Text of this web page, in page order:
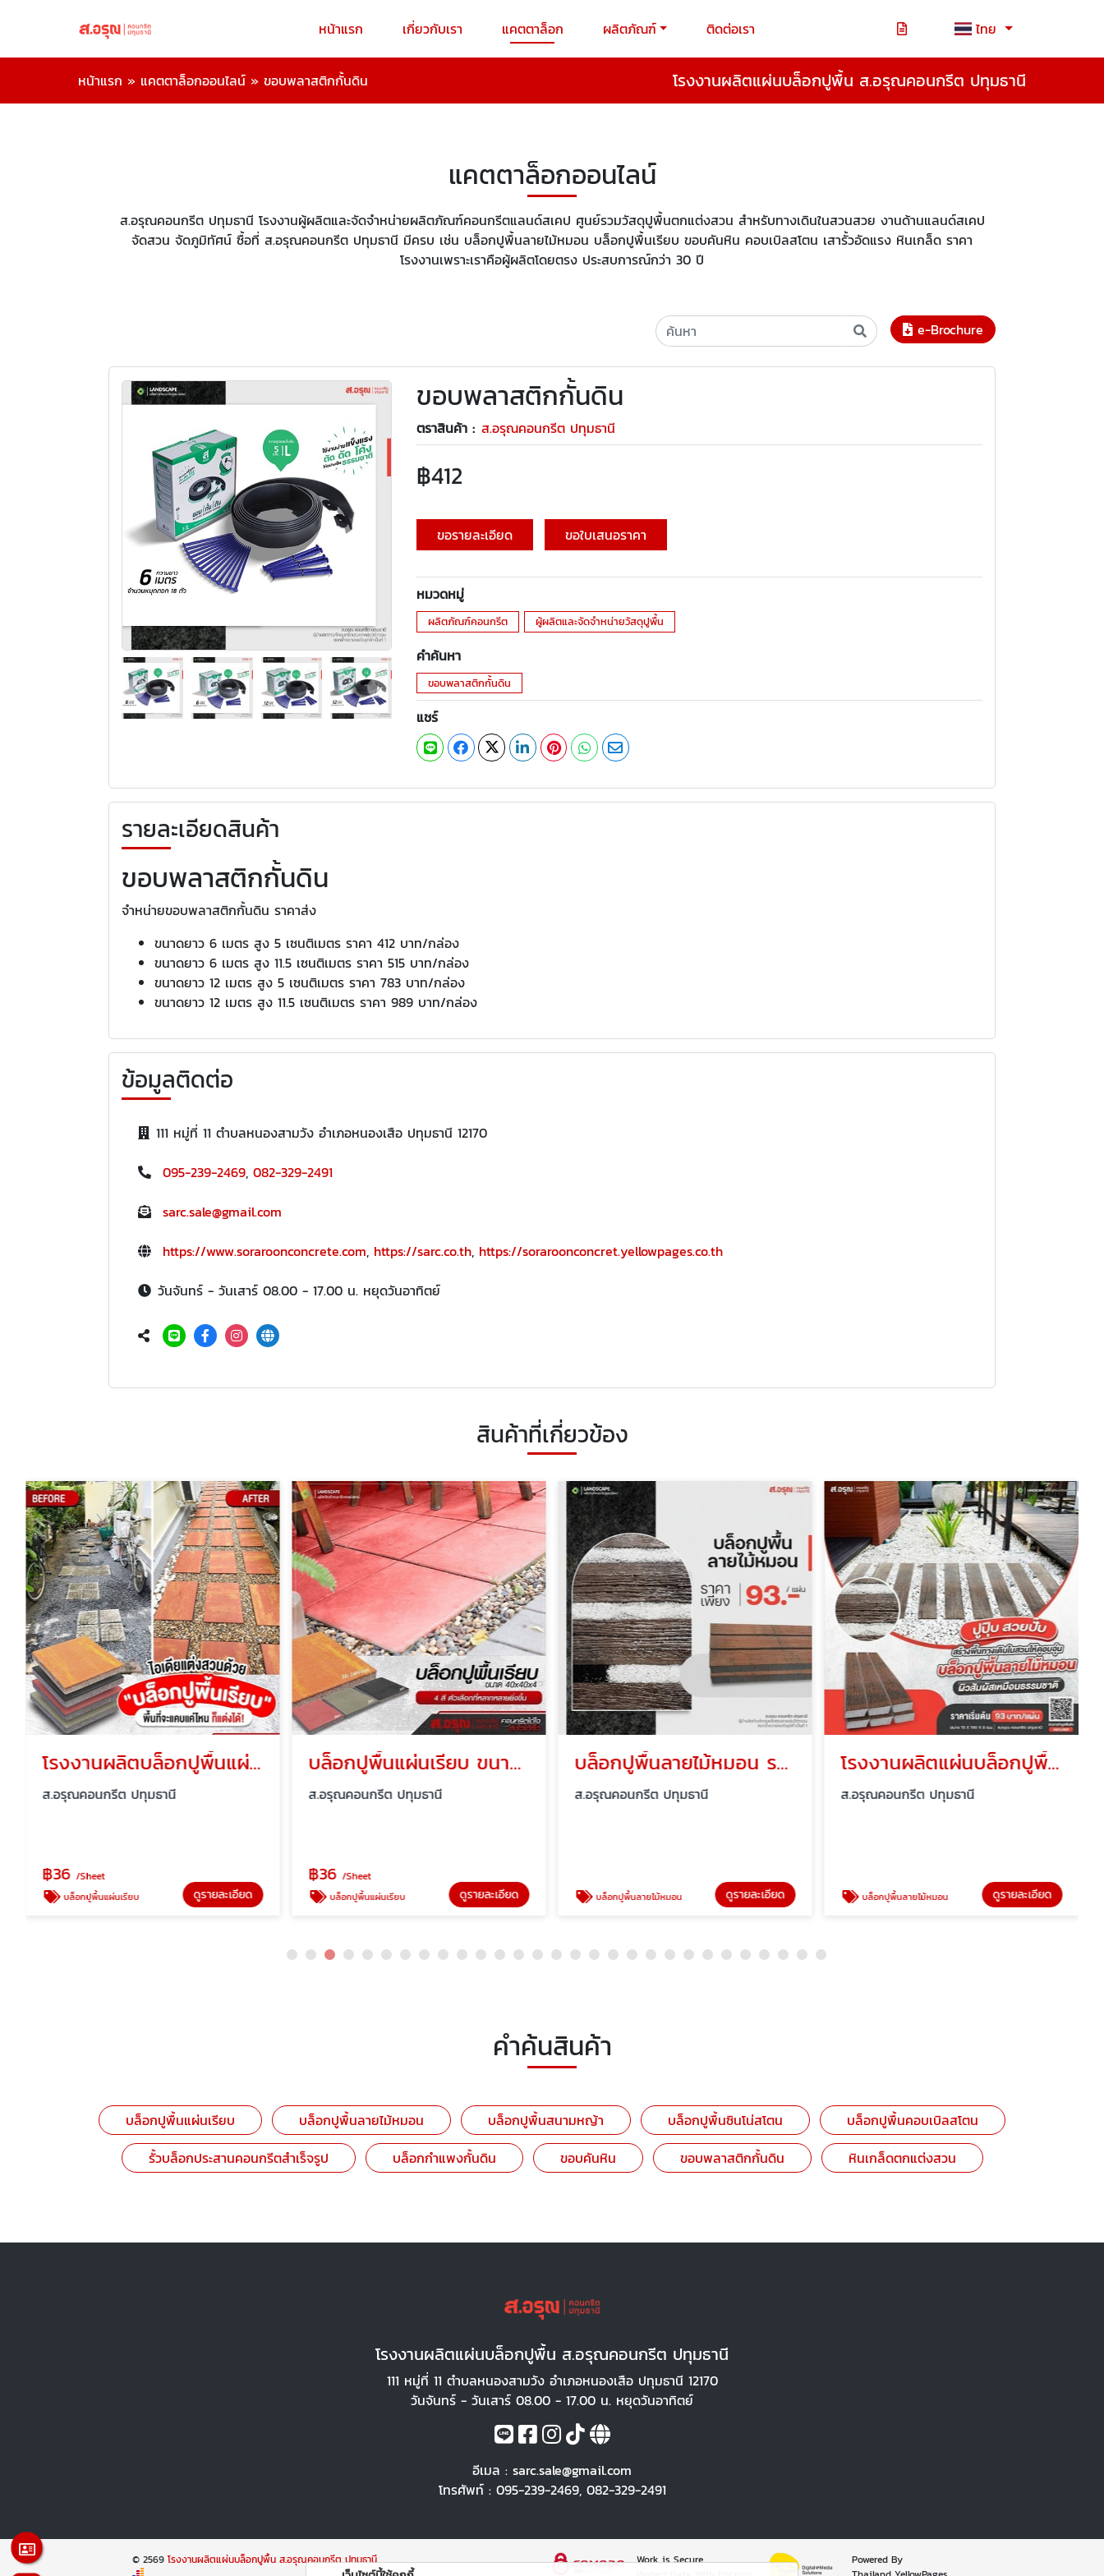
หน้าแรก เกี่ยวกับเรา แคตตาล็อก ผลิตภัณฑ์ ติดต่อเรา ไทย
หน้าแรก » แคตตาล็อกออนไลน์ » ขอบพลาสติกกั้นดิน โรงงานผลิตแผ่นบล็อกปูพื้น ส.อรุณคอนกรีต ปทุมธานี
แคตตาล็อกออนไลน์
ส.อรุณคอนกรีต ปทุมธานี โรงงานผู้ผลิตและจัดจำหน่ายผลิตภัณฑ์คอนกรีตแลนด์สเคป ศูนย์รวมวัสดุปูพื้นตกแต่งสวน สำหรับทางเดินในสวนสวย งานด้านแลนด์สเคป
จัดสวน จัดภูมิทัศน์ ซื้อที่ ส.อรุณคอนกรีต ปทุมธานี มีครบ เช่น บล็อกปูพื้นลายไม้หมอน บล็อกปูพื้นเรียบ ขอบคันหิน คอบเบิลสโตน เสารั้วอัดแรง หินเกล็ด ราคา
โรงงานเพราะเราคือผู้ผลิตโดยตรง ประสบการณ์กว่า 30 ปี
e-Brochure
ขอบพลาสติกกั้นดิน
ตราสินค้า : ส.อรุณคอนกรีต ปทุมธานี
฿412
ขอรายละเอียด ขอใบเสนอราคา
หมวดหมู่
ผลิตภัณฑ์คอนกรีต ผู้ผลิตและจัดจำหน่ายวัสดุปูพื้น
คำค้นหา
ขอบพลาสติกกั้นดิน
แชร์
รายละเอียดสินค้า
ขอบพลาสติกกั้นดิน
จำหน่ายขอบพลาสติกกั้นดิน ราคาส่ง
ขนาดยาว 6 เมตร สูง 5 เซนติเมตร ราคา 412 บาท/กล่อง
ขนาดยาว 6 เมตร สูง 11.5 เซนติเมตร ราคา 515 บาท/กล่อง
ขนาดยาว 12 เมตร สูง 5 เซนติเมตร ราคา 783 บาท/กล่อง
ขนาดยาว 12 เมตร สูง 11.5 เซนติเมตร ราคา 989 บาท/กล่อง
ข้อมูลติดต่อ
111 หมู่ที่ 11 ตำบลหนองสามวัง อำเภอหนองเสือ ปทุมธานี 12170
095-239-2469, 082-329-2491
sarc.sale@gmail.com
https://www.soraroonconcrete.com, https://sarc.co.th, https://soraroonconcret.yellowpages.co.th
วันจันทร์ - วันเสาร์ 08.00 - 17.00 น. หยุดวันอาทิตย์
สินค้าที่เกี่ยวข้อง
โรงงานผลิตบล็อกปูพื้นแผ่นเรียบ ขนาด 4 ซม.
ส.อรุณคอนกรีต ปทุมธานี
฿36 /Sheet
บล็อกปูพื้นแผ่นเรียบ ดูรายละเอียด
บล็อกปูพื้นแผ่นเรียบ ขนาด 4 ซม. ราคาขายส่ง
ส.อรุณคอนกรีต ปทุมธานี
฿36 /Sheet
บล็อกปูพื้นแผ่นเรียบ ดูรายละเอียด
บล็อกปูพื้นลายไม้หมอน ราคาถูก
ส.อรุณคอนกรีต ปทุมธานี
บล็อกปูพื้นลายไม้หมอน ดูรายละเอียด
โรงงานผลิตแผ่นบล็อกปูพื้นลายไม้หมอนใช้แต่งสวน
ส.อรุณคอนกรีต ปทุมธานี
บล็อกปูพื้นลายไม้หมอน ดูรายละเอียด
คำค้นสินค้า
บล็อกปูพื้นแผ่นเรียบ บล็อกปูพื้นลายไม้หมอน บล็อกปูพื้นสนามหญ้า บล็อกปูพื้นซินโน่สโตน
บล็อกปูพื้นคอบเบิลสโตน
รั้วบล็อกประสานคอนกรีตสำเร็จรูป
บล็อกกำแพงกั้นดิน ขอบคันหิน ขอบพลาสติกกั้นดิน หินเกล็ดตกแต่งสวน
โรงงานผลิตแผ่นบล็อกปูพื้น ส.อรุณคอนกรีต ปทุมธานี
111 หมู่ที่ 11 ตำบลหนองสามวัง อำเภอหนองเสือ ปทุมธานี 12170
วันจันทร์ - วันเสาร์ 08.00 - 17.00 น. หยุดวันอาทิตย์
อีเมล : sarc.sale@gmail.com
โทรศัพท์ : 095-239-2469, 082-329-2491
© 2569โรงงานผลิตแผ่นบล็อกปูพื้น ส.อรุณคอนกรีต ปทุมธานี
Work is Secure
Powered By